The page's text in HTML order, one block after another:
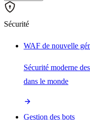
Sécurité
WAF de nouvelle
Sécurité moderne
dans le monde
Gestion des bots